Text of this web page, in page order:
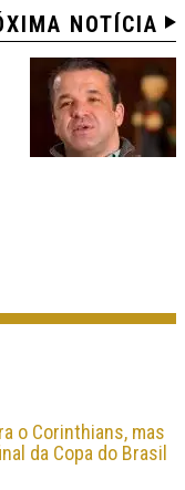
NOTÍCIA
o Corinthians, mas
da Copa do Brasil